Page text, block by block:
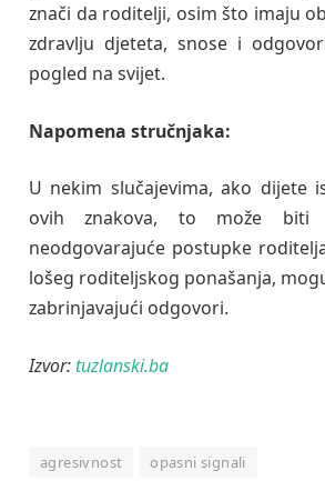
znači da roditelji, osim što imaju
zdravlju djeteta, snose i
pogled na svijet.
Napomena stručnjaka:
U nekim slučajevima, ako dijete
ovih znakova, to može
neodgovarajuće postupke
lošeg roditeljskog ponašanja,
zabrinjavajući odgovori.
Izvor:tuzlanski.ba
agresivnost opasni signali